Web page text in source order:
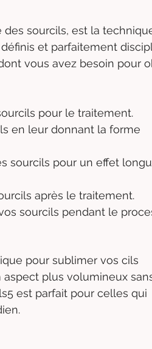
sourcils, est la
et parfaitement
vous avez besoin pour
pour le traitement.
en leur donnant la forme
sourcils pour un effet
après le traitement.
sourcils pendant le
pour sublimer vos cils
plus volumineux
est parfait pour celles qui